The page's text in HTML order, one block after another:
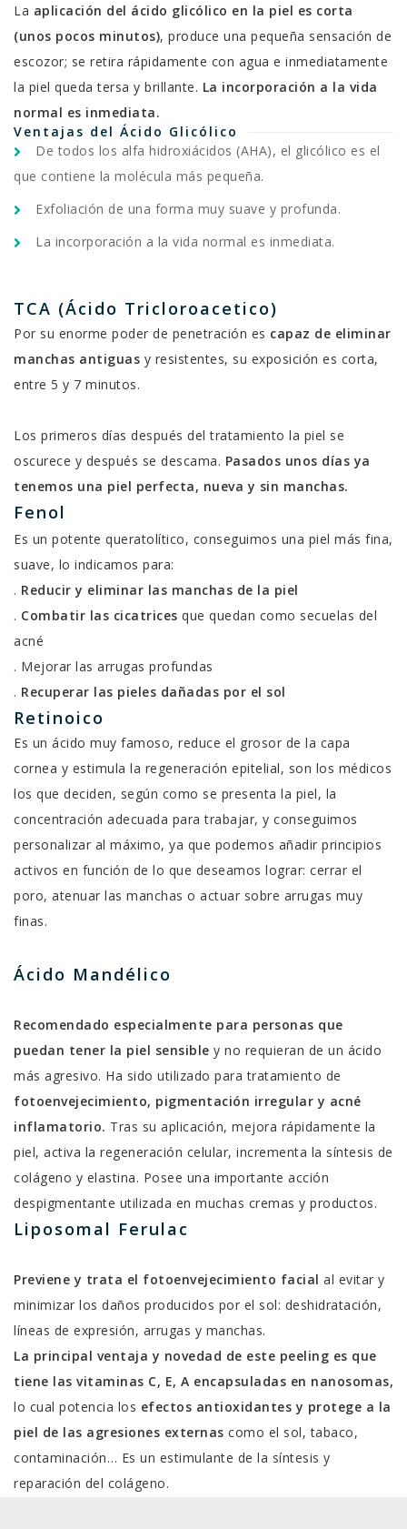
La aplicación del ácido glicólico en la piel es corta
(unos pocos minutos), produce una pequeña sensación de
escozor; se retira rápidamente con agua e inmediatamente
la piel queda tersa y brillante. La incorporación a la vida
normal es inmediata.
Ventajas del Ácido Glicólico
De todos los alfa hidroxiácidos (AHA), el glicólico es el
que contiene la molécula más pequeña.
Exfoliación de una forma muy suave y profunda.
La incorporación a la vida normal es inmediata.
TCA (Ácido Tricloroacetico)
Por su enorme poder de penetración es capaz de eliminar
manchas antiguas y resistentes, su exposición es corta,
entre 5 y 7 minutos.
Los primeros días después del tratamiento la piel se
oscurece y después se descama. Pasados unos días ya
tenemos una piel perfecta, nueva y sin manchas.
Fenol
Es un potente queratolítico, conseguimos una piel más fina,
suave, lo indicamos para:
. Reducir y eliminar las manchas de la piel
. Combatir las cicatrices que quedan como secuelas del
acné
. Mejorar las arrugas profundas
. Recuperar las pieles dañadas por el sol
Retinoico
Es un ácido muy famoso, reduce el grosor de la capa
cornea y estimula la regeneración epitelial, son los médicos
los que deciden, según como se presenta la piel, la
concentración adecuada para trabajar, y conseguimos
personalizar al máximo, ya que podemos añadir principios
activos en función de lo que deseamos lograr: cerrar el
poro, atenuar las manchas o actuar sobre arrugas muy
finas.
Ácido Mandélico
Recomendado especialmente para personas que
puedan tener la piel sensible y no requieran de un ácido
más agresivo. Ha sido utilizado para tratamiento de
fotoenvejecimiento, pigmentación irregular y acné
inflamatorio. Tras su aplicación, mejora rápidamente la
piel, activa la regeneración celular, incrementa la síntesis de
colágeno y elastina. Posee una importante acción
despigmentante utilizada en muchas cremas y productos.
Liposomal Ferulac
Previene y trata el fotoenvejecimiento facial al evitar y
minimizar los daños producidos por el sol: deshidratación,
líneas de expresión, arrugas y manchas.
La principal ventaja y novedad de este peeling es que
tiene las vitaminas C, E, A encapsuladas en nanosomas,
lo cual potencia los efectos antioxidantes y protege a la
piel de las agresiones externas como el sol, tabaco,
contaminación… Es un estimulante de la síntesis y
reparación del colágeno.